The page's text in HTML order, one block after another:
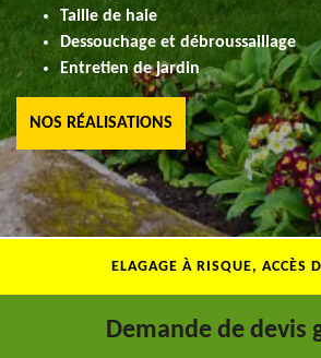
Taille de haie
Dessouchage et débroussaillage
Entretien de jardin
NOS RÉALISATIONS
ELAGAGE À RISQUE, ACCÈS
Demande de devis